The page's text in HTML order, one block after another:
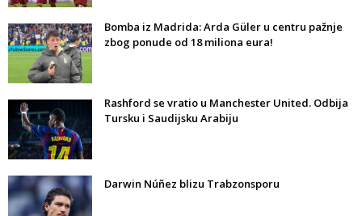
Bomba iz Madrida: Arda Güler u centru pažnje
zbog ponude od 18 miliona eura!
Rashford se vratio u Manchester United. Odbija
Tursku i Saudijsku Arabiju
Darwin Núñez blizu Trabzonsporu